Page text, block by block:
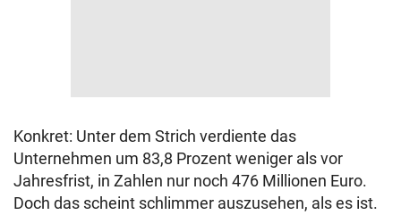
Konkret: Unter dem Strich verdiente das
Unternehmen um 83,8 Prozent weniger als vor
Jahresfrist, in Zahlen nur noch 476 Millionen Euro.
Doch das scheint schlimmer auszusehen, als es ist.